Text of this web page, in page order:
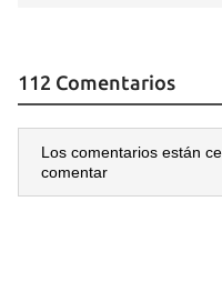
112 Comentarios
Los comentarios están
comentar